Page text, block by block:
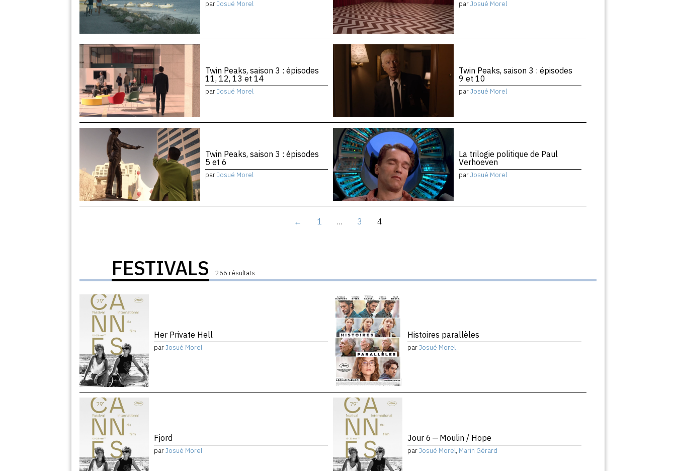
parJosué Morel parJosué Morel
Twin Peaks, saison 3 : épisodes
11, 12, 13 et 14
parJosué Morel
Twin Peaks, saison 3 : épisodes
9 et 10
parJosué Morel
Twin Peaks, saison 3 : épisodes
5 et 6
parJosué Morel
La trilogie politique de Paul
Verhoeven
parJosué Morel
← 1 … 3 4
FESTIVALS 266 résultats
Her Private Hell
parJosué Morel
Histoires parallèles
parJosué Morel
Fjord
parJosué Morel
Jour 6 — Moulin / Hope
parJosué Morel, Marin Gérard